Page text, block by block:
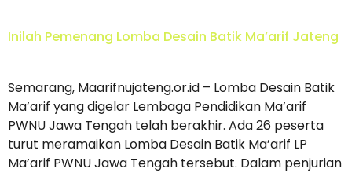
Inilah Pemenang Lomba Desain Batik Ma’arif Jateng
Semarang, Maarifnujateng.or.id – Lomba Desain Batik
Ma’arif yang digelar Lembaga Pendidikan Ma’arif
PWNU Jawa Tengah telah berakhir. Ada 26 peserta
turut meramaikan Lomba Desain Batik Ma’arif LP
Ma’arif PWNU Jawa Tengah tersebut. Dalam penjurian